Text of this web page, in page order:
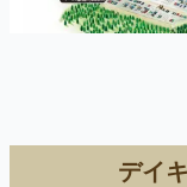
デイ